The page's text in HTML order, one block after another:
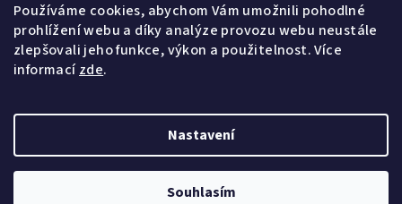
Používáme cookies, abychom Vám umožnili pohodlné
prohlížení webu a díky analýze provozu webu neustále
zlepšovali jeho funkce, výkon a použitelnost. Více
informacízde.
Nastavení
Souhlasím
Sledovat na Instagramu